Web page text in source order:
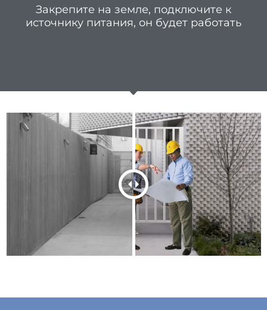
Закрепите на земле, подключите к
источнику питания, он будет работать